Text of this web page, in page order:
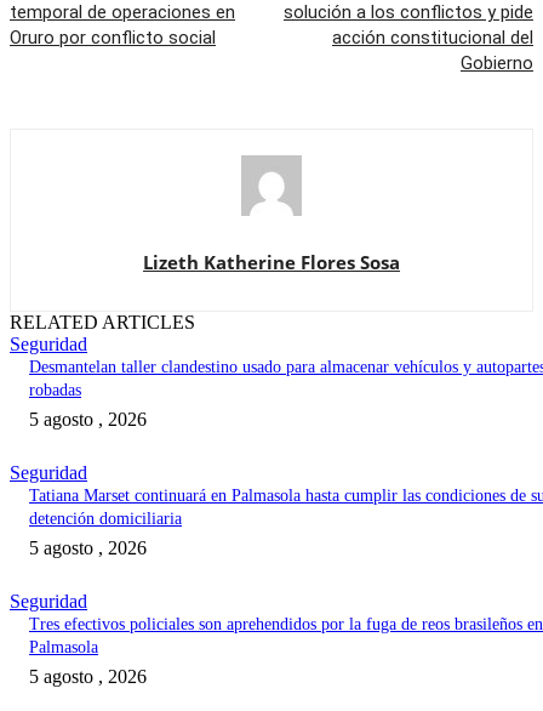
temporal de operaciones en
Oruro por conflicto social
solución a los conflictos y pide
acción constitucional del
Gobierno
Lizeth Katherine Flores Sosa
RELATED ARTICLES
Seguridad
Desmantelan taller clandestino usado para almacenar vehículos y
robadas
5 agosto , 2026
Seguridad
Tatiana Marset continuará en Palmasola hasta cumplir las condiciones de
detención domiciliaria
5 agosto , 2026
Seguridad
Tres efectivos policiales son aprehendidos por la fuga de reos brasileños en
Palmasola
5 agosto , 2026